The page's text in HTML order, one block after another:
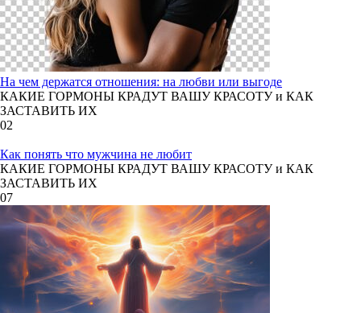
На чем держатся отношения: на любви или выгоде
КАКИЕ ГОРМОНЫ КРАДУТ ВАШУ КРАСОТУ и КАК
ЗАСТАВИТЬ ИХ
02
Как понять что мужчина не любит
КАКИЕ ГОРМОНЫ КРАДУТ ВАШУ КРАСОТУ и КАК
ЗАСТАВИТЬ ИХ
07